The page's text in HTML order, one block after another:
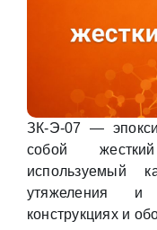
ЗК-Э-07 —
собой
используемый
утяжеления и
конструкциях и